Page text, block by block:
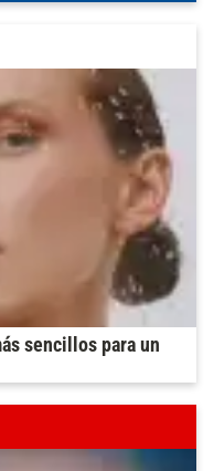
sencillos para un